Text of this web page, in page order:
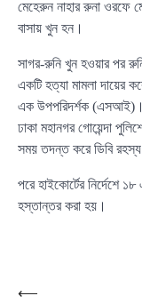
মেহেরুন নাহার রুনা ওরফে
বাসায় খুন হন।
সাগর-রুনি খুন হওয়ার পর
একটি হত্যা মামলা দায়ের
এক উপপরিদর্শক (এসআই)।
ঢাকা মহানগর গোয়েন্দা
সময় তদন্ত করে ডিবি রহস্য
পরে হাইকোর্টের নির্দেশে
হস্তান্তর করা হয়।
Post
⟵